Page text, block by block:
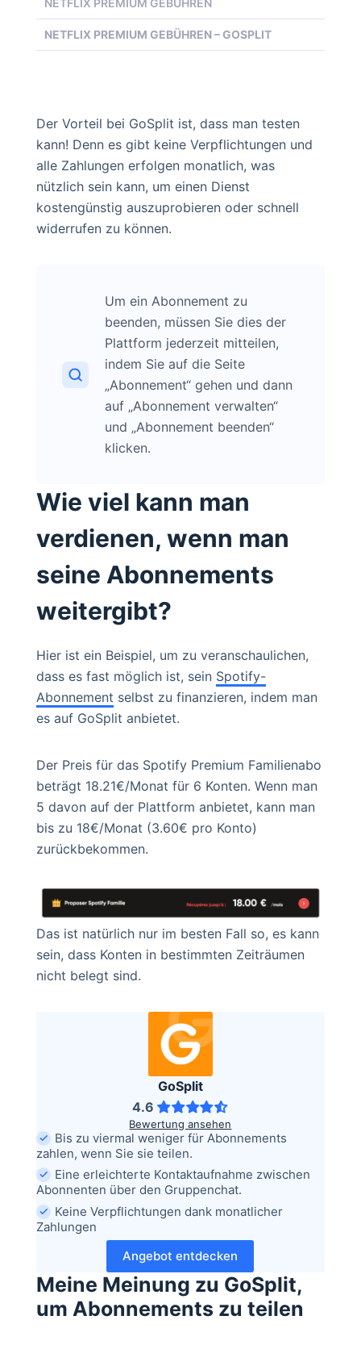
NETFLIX PREMIUM GEBÜHREN
NETFLIX PREMIUM GEBÜHREN – GOSPLIT
Der Vorteil bei GoSplit ist, dass man testen
kann! Denn es gibt keine Verpflichtungen und
alle Zahlungen erfolgen monatlich, was
nützlich sein kann, um einen Dienst
kostengünstig auszuprobieren oder schnell
widerrufen zu können.
Um ein Abonnement zu
beenden, müssen Sie dies der
Plattform jederzeit mitteilen,
indem Sie auf die Seite
„Abonnement“ gehen und dann
auf „Abonnement verwalten“
und „Abonnement beenden“
klicken.
Wie viel kann man
verdienen, wenn man
seine Abonnements
weitergibt?
Hier ist ein Beispiel, um zu veranschaulichen,
dass es fast möglich ist, sein Spotify-
Abonnement selbst zu finanzieren, indem man
es auf GoSplit anbietet.
Der Preis für das Spotify Premium Familienabo
beträgt 18.21€/Monat für 6 Konten. Wenn man
5 davon auf der Plattform anbietet, kann man
bis zu 18€/Monat (3.60€ pro Konto)
zurückbekommen.
Das ist natürlich nur im besten Fall so, es kann
sein, dass Konten in bestimmten Zeiträumen
nicht belegt sind.
GoSplit
4.6
Bewertung ansehen
Bis zu viermal weniger für Abonnements
zahlen, wenn Sie sie teilen.
Eine erleichterte Kontaktaufnahme zwischen
Abonnenten über den Gruppenchat.
Keine Verpflichtungen dank monatlicher
Zahlungen
Angebot entdecken
Meine Meinung zu GoSplit,
um Abonnements zu teilen